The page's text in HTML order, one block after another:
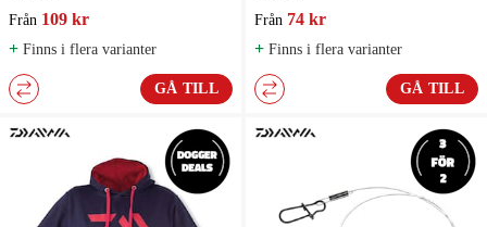
Från 109 kr
+ Finns i flera varianter
GÅ TILL
Från 74 kr
+ Finns i flera varianter
GÅ TILL